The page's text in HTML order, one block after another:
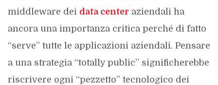
middleware dei data centeraziendali ha
ancora una importanza critica perché di fatto
“serve” tutte le applicazioni aziendali. Pensare
a una strategia “totally public” significherebbe
riscrivere ogni “pezzetto” tecnologico dei